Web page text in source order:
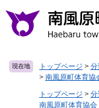
メ
現在地 トップページ >
> 南風原町体育協
トップページ >
南風原町体育協会